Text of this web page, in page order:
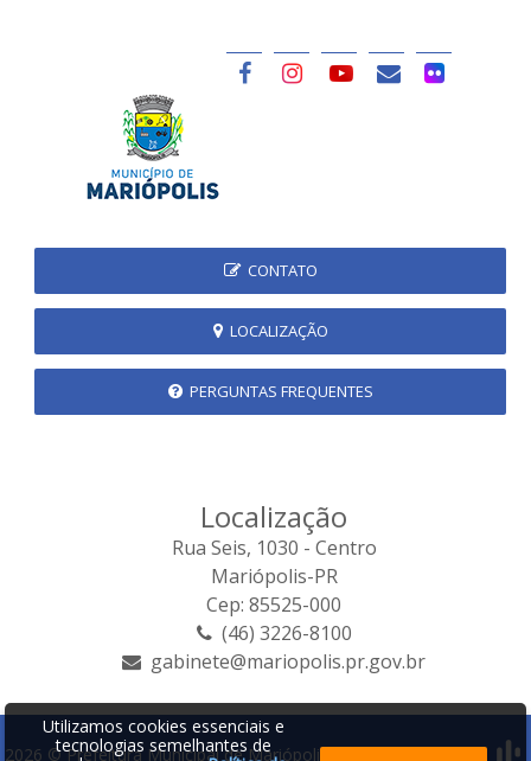
CONTATO
LOCALIZAÇÃO
PERGUNTAS FREQUENTES
Localização
Rua Seis, 1030 - Centro
Mariópolis-PR
Cep: 85525-000
(46) 3226-8100
gabinete@mariopolis.pr.gov.br
2026 © Prefeitura Municipal de Mariópolis | Desenvolvido por:
Utilizamos cookies essenciais e
tecnologias semelhantes de